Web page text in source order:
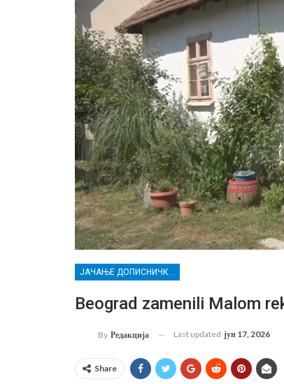
ЈАЧАЊЕ ДОПИСНИЧКЕ МРЕЖЕ НЕЗАВИСНИХ МЕДИЈА У РАСИНСКОМ ОКРУГУ
Beograd zamenili Malom
By Редакција Last updated јун 17, 2026
Share